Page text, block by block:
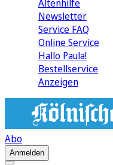
Altenhilfe
Newsletter
Service FAQ
Online Service
Hallo Paula!
Bestellservice
Anzeigen
Abo
Anmelden